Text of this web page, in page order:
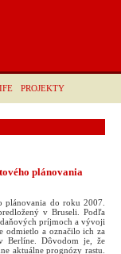
PROJEKTY
plánovania
plánovania do roku 2007.
v Bruseli. Podľa
príjmoch a vývoji
odmietlo a označilo ich za
Berlíne. Dôvodom je, že
aktuálne prognózy rastu.